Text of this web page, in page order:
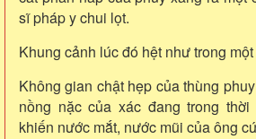
sĩ pháp y chui lọt.
Khung cảnh lúc đó hệt như trong
Không gian chật hẹp của thùng
nồng nặc của xác đang trong
khiến nước mắt, nước mũi của ông